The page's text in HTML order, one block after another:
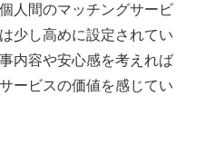
人間のマッチングサービ
少し高めに設定されてい
内容や安心感を考えれば
ービスの価値を感じてい